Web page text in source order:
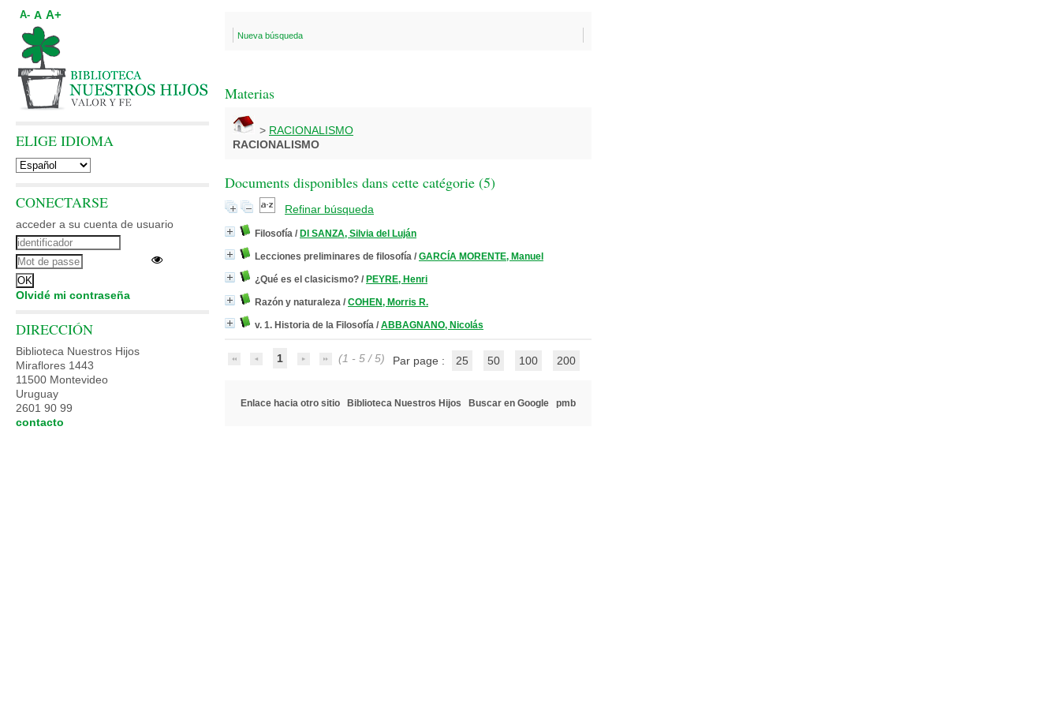
Nueva búsqueda
Materias
> RACIONALISMO
RACIONALISMO
Documents disponibles dans cette catégorie (5)
Refinar búsqueda
Filosofía / DI SANZA, Silvia del Luján
Lecciones preliminares de filosofía / GARCÍA MORENTE, Manuel
¿Qué es el clasicismo? / PEYRE, Henri
Razón y naturaleza / COHEN, Morris R.
v. 1. Historia de la Filosofía / ABBAGNANO, Nicolás
1 (1 - 5 / 5) Par page : 25 50 100 200
Enlace hacia otro sitio Biblioteca Nuestros Hijos Buscar en Google pmb
A- A A+
ELIGE IDIOMA
CONECTARSE
acceder a su cuenta de usuario
Olvidé mi contraseña
DIRECCIÓN
Biblioteca Nuestros Hijos
Miraflores 1443
11500 Montevideo
Uruguay
2601 90 99
contacto